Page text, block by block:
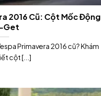
2016 Cũ: Cột Mốc Động
Get
Primavera 2016 cũ? Khám
cột [...]